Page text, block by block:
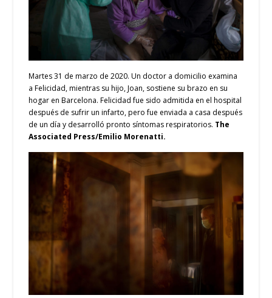
Martes 31 de marzo de 2020. Un doctor a domicilio examina
a Felicidad, mientras su hijo, Joan, sostiene su brazo en su
hogar en Barcelona. Felicidad fue sido admitida en el hospital
después de sufrir un infarto, pero fue enviada a casa después
de un día y desarrolló pronto síntomas respiratorios. The
Associated Press/Emilio Morenatti.